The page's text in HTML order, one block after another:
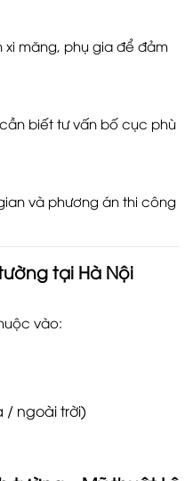
xi măng, phụ gia để đảm
biết tư vấn bố cục phù
và phương án thi công
tại Hà Nội
vào:
/ ngoài trời)